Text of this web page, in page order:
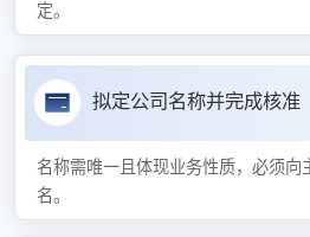
定。
拟定公司名称并完成核准
名称需唯一且体现业务性质，必须向
名。